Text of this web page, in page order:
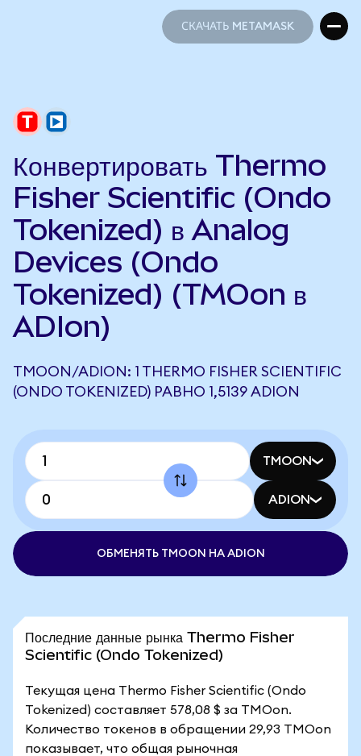
СКАЧАТЬ METAMASK
Конвертировать Thermo
Fisher Scientific (Ondo
Tokenized) в Analog
Devices (Ondo
Tokenized) (TMOon в
ADIon)
TMOON/ADION: 1 THERMO FISHER SCIENTIFIC
(ONDO TOKENIZED) РАВНО 1,5139 ADION
TMOON
ADION
ОБМЕНЯТЬ TMOON НА ADION
Последние данные рынка Thermo Fisher
Scientific (Ondo Tokenized)
Текущая цена Thermo Fisher Scientific (Ondo
Tokenized) составляет 578,08 $ за TMOon.
Количество токенов в обращении 29,93 TMOon
показывает, что общая рыночная